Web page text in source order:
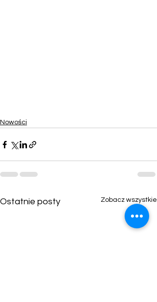
Nowości
Ostatnie posty Zobacz wszystkie